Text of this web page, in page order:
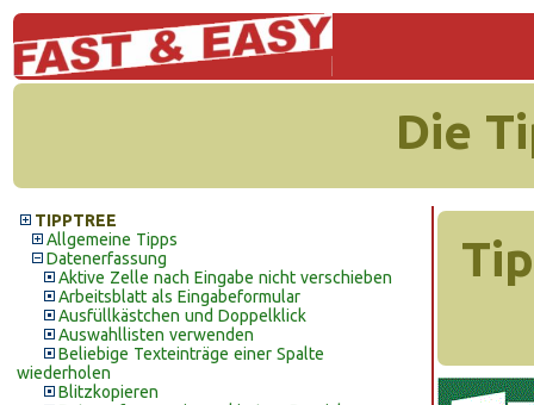
Die
TIPPTREE
Allgemeine Tipps
Datenerfassung
Aktive Zelle nach Eingabe nicht verschieben
Arbeitsblatt als Eingabeformular
Ausfüllkästchen und Doppelklick
Auswahllisten verwenden
Beliebige Texteinträge einer Spalte
wiederholen
Blitzkopieren